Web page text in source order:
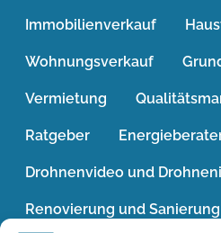
Immobilienverkauf
Wohnungsverkauf
Vermietung
Ratgeber
Drohnenvideo und
Renovierung und Sanierung